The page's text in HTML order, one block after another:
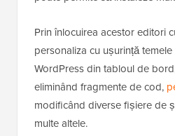
Prin înlocuirea acestor editori
personaliza cu ușurință
WordPress din tabloul de
eliminând fragmente de cod,
modificând diverse fișiere de
multe altele.